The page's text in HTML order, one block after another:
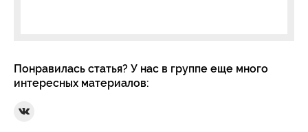
Понравилась статья? У нас в группе еще много
интересных материалов:
Ссылка на Вконтакте